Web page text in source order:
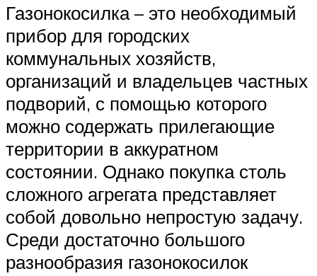
Газонокосилка – это необходимый
прибор для городских
коммунальных хозяйств,
организаций и владельцев частных
подворий, с помощью которого
можно содержать прилегающие
территории в аккуратном
состоянии. Однако покупка столь
сложного агрегата представляет
собой довольно непростую задачу.
Среди достаточно большого
разнообразия газонокосилок